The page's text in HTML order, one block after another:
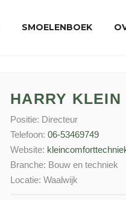
SMOELENBOEK
HARRY KLEIN
Positie: Directeur
Telefoon: 06-53469749
Website:
Branche: Bouw en techniek
Locatie: Waalwijk